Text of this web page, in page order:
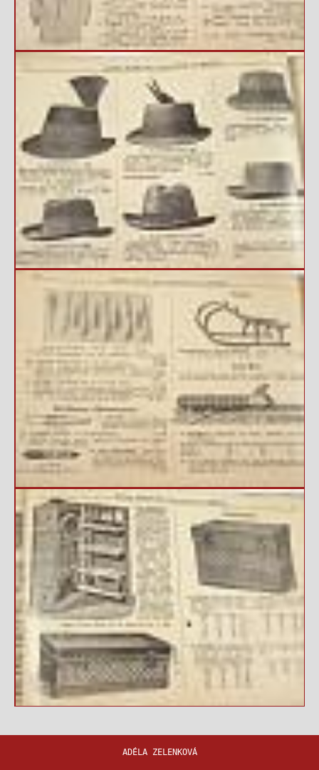
ADÉLA ZELENKOVÁ